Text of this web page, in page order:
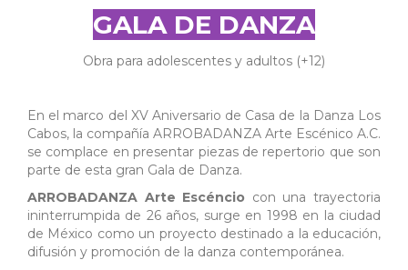
GALA DE DANZA
Obra para adolescentes y adultos (+12)
En el marco del XV Aniversario de Casa de la Danza Los
Cabos, la compañía ARROBADANZA Arte Escénico A.C.
se complace en presentar piezas de repertorio que son
parte de esta gran Gala de Danza.
ARROBADANZA Arte Escéncio con una trayectoria
ininterrumpida de 26 años, surge en 1998 en la ciudad
de México como un proyecto destinado a la educación,
difusión y promoción de la danza contemporánea.